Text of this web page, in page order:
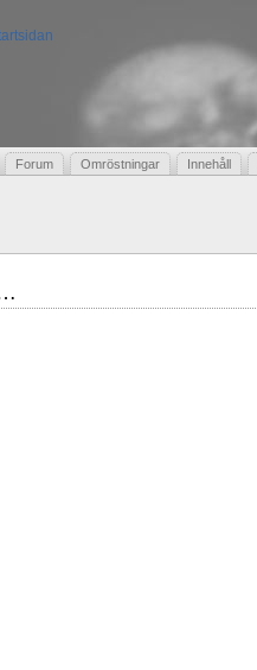
Forum Omröstningar Innehåll